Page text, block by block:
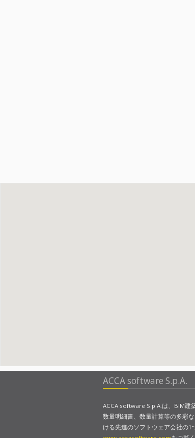
ACCA software S.p.A.
ACCA software S.p.A.は、BIM建
数量明細書、数量計算等の多彩
ける先進のソフトウェア会社の1